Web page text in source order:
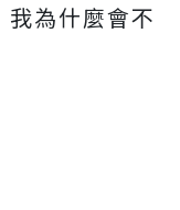
我為什麼會不